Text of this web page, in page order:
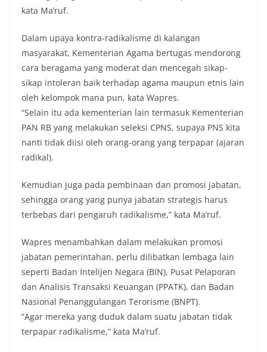
kata Ma’ruf.
Dalam upaya kontra-radikalisme di kalangan
masyarakat, Kementerian Agama bertugas mendorong
cara beragama yang moderat dan mencegah sikap-
sikap intoleran baik terhadap agama maupun etnis lain
oleh kelompok mana pun, kata Wapres.
“Selain itu ada kementerian lain termasuk Kementerian
PAN RB yang melakukan seleksi CPNS, supaya PNS kita
nanti tidak diisi oleh orang-orang yang terpapar (ajaran
radikal).
Kemudian juga pada pembinaan dan promosi jabatan,
sehingga orang yang punya jabatan strategis harus
terbebas dari pengaruh radikalisme,” kata Ma’ruf.
Wapres menambahkan dalam melakukan promosi
jabatan pemerintahan, perlu dilibatkan lembaga lain
seperti Badan Intelijen Negara (BIN), Pusat Pelaporan
dan Analisis Transaksi Keuangan (PPATK), dan Badan
Nasional Penanggulangan Terorisme (BNPT).
“Agar mereka yang duduk dalam suatu jabatan tidak
terpapar radikalisme,” kata Ma’ruf.